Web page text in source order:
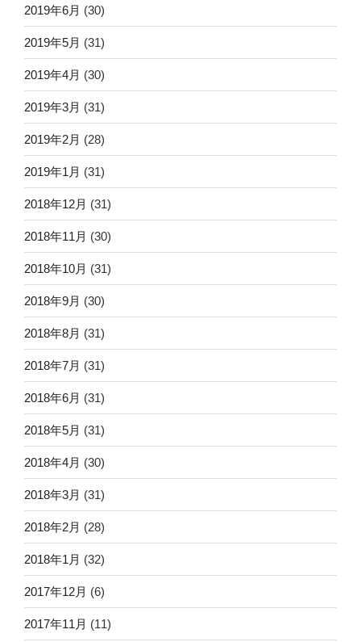
2019年6月 (30)
2019年5月 (31)
2019年4月 (30)
2019年3月 (31)
2019年2月 (28)
2019年1月 (31)
2018年12月 (31)
2018年11月 (30)
2018年10月 (31)
2018年9月 (30)
2018年8月 (31)
2018年7月 (31)
2018年6月 (31)
2018年5月 (31)
2018年4月 (30)
2018年3月 (31)
2018年2月 (28)
2018年1月 (32)
2017年12月 (6)
2017年11月 (11)